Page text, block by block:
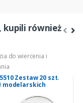
kupili również
do wiercenia i
Zestaw 20 szt.
modelarskich